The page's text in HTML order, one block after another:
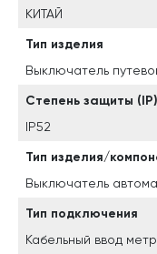
КИТАЙ
Тип изделия
Выключатель
Степень защиты (IP)
IP52
Тип изделия/
Выключатель
Тип подключения
Кабельный ввод